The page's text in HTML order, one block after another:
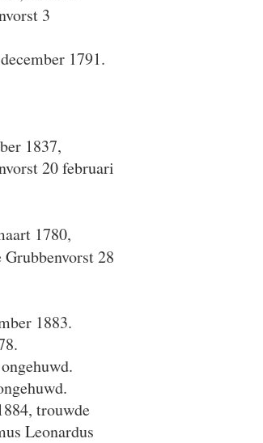
3
1791.
1837,
20 februari
1780,
28
1883.
trouwde
Leonardus